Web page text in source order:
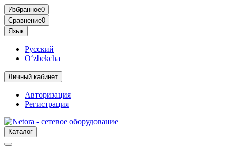
Избранное0
Сравнение0
Язык
Русский
O‘zbekcha
Личный кабинет
Авторизация
Регистрация
Каталог